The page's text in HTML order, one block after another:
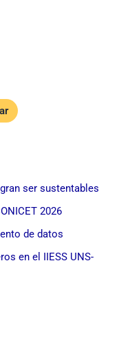
ser sustentables
2026
de datos
en el IIESS UNS-